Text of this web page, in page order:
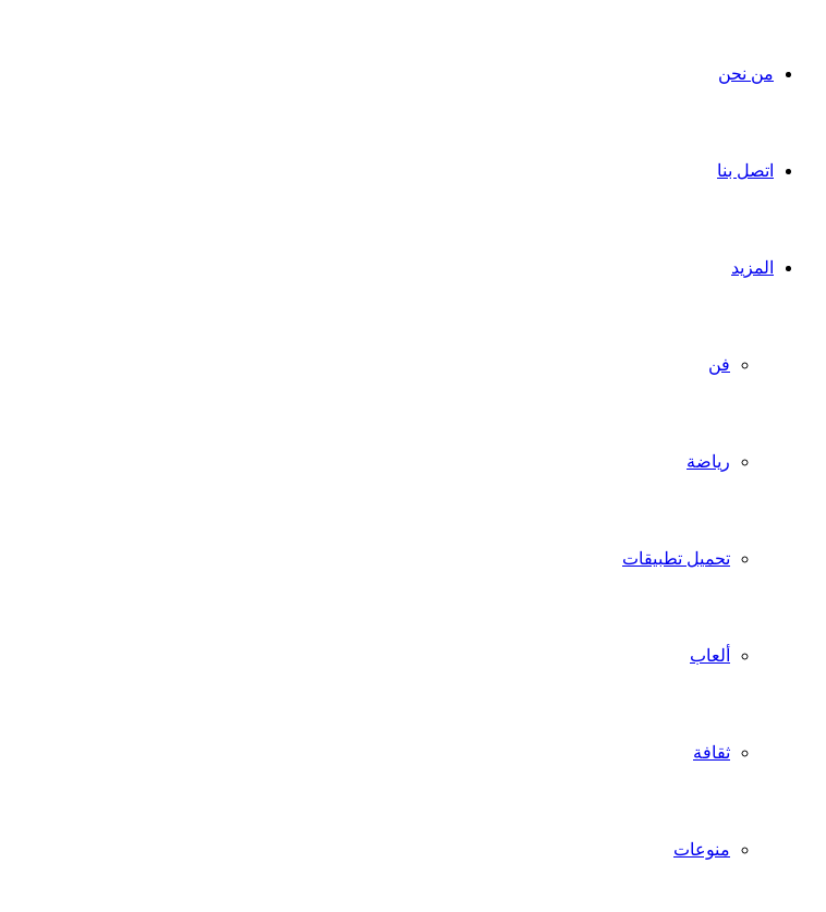
من نحن
اتصل بنا
المزيد
فن
رياضة
تحميل تطبيقات
ألعاب
ثقافة
منوعات